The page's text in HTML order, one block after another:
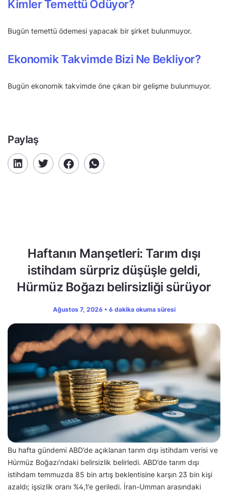
Kimler Temettü Ödüyor?
Bugün temettü ödemesi yapacak bir şirket bulunmuyor.
Ekonomik Takvimde Bizi Ne Bekliyor?
Bugün ekonomik takvimde öne çıkan bir gelişme bulunmuyor.
Paylaş
Haftanın Manşetleri: Tarım dışı
istihdam sürpriz düşüşle geldi,
Hürmüz Boğazı belirsizliği sürüyor
Ağustos 7, 2026 • 6 dakika okuma süresi
Bu hafta gündemi ABD’de açıklanan tarım dışı istihdam verisi ve
Hürmüz Boğazı’ndaki belirsizlik belirledi. ABD’de tarım dışı
istihdam temmuzda 85 bin artış beklentisine karşın 23 bin kişi
azaldı; işsizlik oranı %4,1’e geriledi. İran-Umman arasındaki